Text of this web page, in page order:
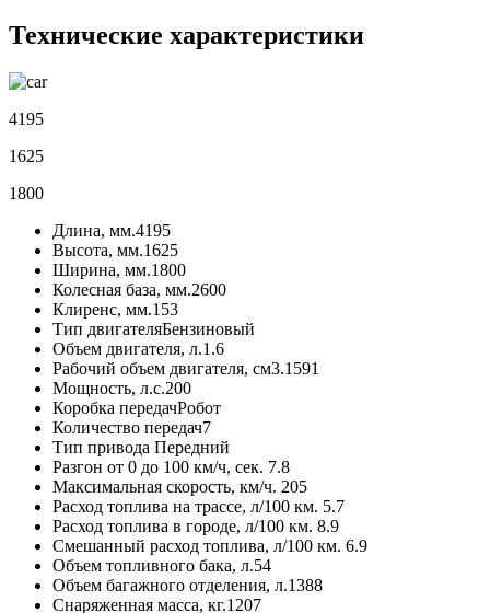
Технические характеристики
4195
1625
1800
Длина, мм.4195
Высота, мм.1625
Ширина, мм.1800
Колесная база, мм.2600
Клиренс, мм.153
Тип двигателяБензиновый
Объем двигателя, л.1.6
Рабочий объем двигателя, см3.1591
Мощность, л.с.200
Коробка передачРобот
Количество передач7
Тип привода Передний
Разгон от 0 до 100 км/ч, сек. 7.8
Максимальная скорость, км/ч. 205
Расход топлива на трассе, л/100 км. 5.7
Расход топлива в городе, л/100 км. 8.9
Смешанный расход топлива, л/100 км. 6.9
Объем топливного бака, л.54
Объем багажного отделения, л.1388
Снаряженная масса, кг.1207